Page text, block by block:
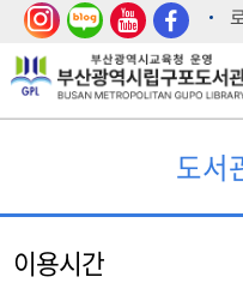
인스
타그
램
블로
그
유튜
브
페이
스북
도서
이용시간